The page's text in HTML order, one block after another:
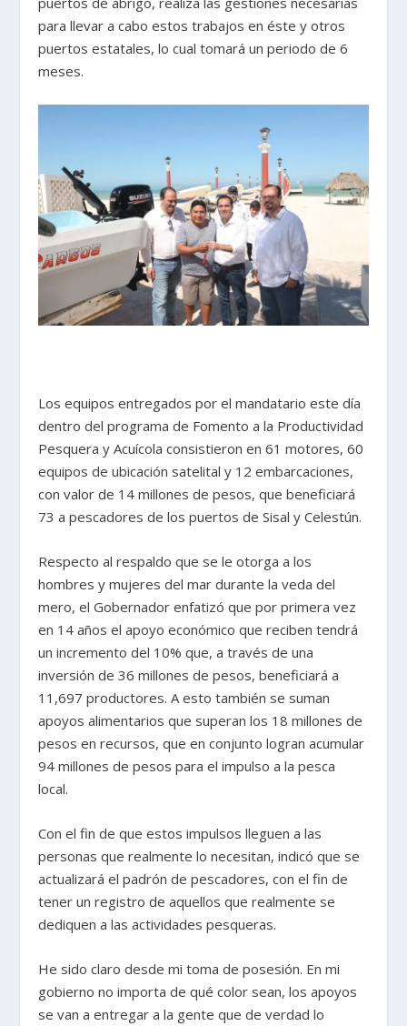
para llevar a cabo estos trabajos en éste y otros
puertos estatales, lo cual tomará un periodo de 6
meses.
Los equipos entregados por el mandatario este día
dentro del programa de Fomento a la Productividad
Pesquera y Acuícola consistieron en 61 motores, 60
equipos de ubicación satelital y 12 embarcaciones,
con valor de 14 millones de pesos, que beneficiará
73 a pescadores de los puertos de Sisal y Celestún.
Respecto al respaldo que se le otorga a los
hombres y mujeres del mar durante la veda del
mero, el Gobernador enfatizó que por primera vez
en 14 años el apoyo económico que reciben tendrá
un incremento del 10% que, a través de una
inversión de 36 millones de pesos, beneficiará a
11,697 productores. A esto también se suman
apoyos alimentarios que superan los 18 millones de
pesos en recursos, que en conjunto logran acumular
94 millones de pesos para el impulso a la pesca
local.
Con el fin de que estos impulsos lleguen a las
personas que realmente lo necesitan, indicó que se
actualizará el padrón de pescadores, con el fin de
tener un registro de aquellos que realmente se
dediquen a las actividades pesqueras.
He sido claro desde mi toma de posesión. En mi
gobierno no importa de qué color sean, los apoyos
se van a entregar a la gente que de verdad lo